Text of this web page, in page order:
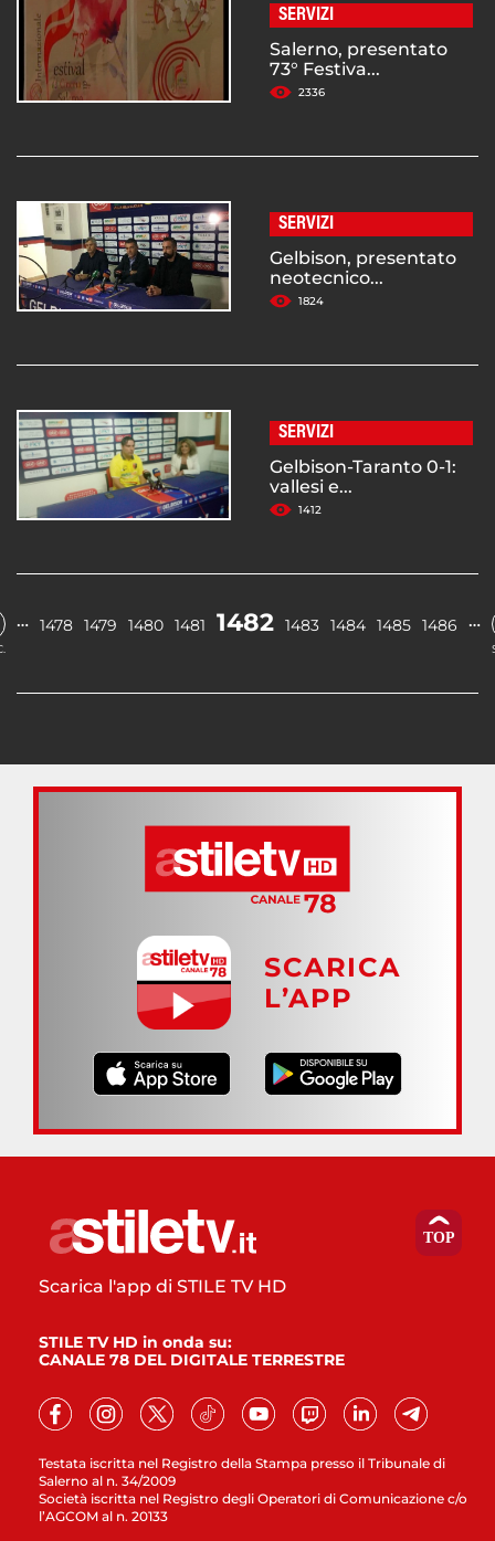
SERVIZI
Salerno, presentato
73° Festiva...
2336
SERVIZI
Gelbison, presentato
neotecnico...
1824
SERVIZI
Gelbison-Taranto 0-1:
vallesi e...
1412
… 1478 1479 1480 1481 1482 1483 1484 1485 1486 …
SCARICA
L’APP
Testata iscritta nel Registro della Stampa presso il Tribunale di
Salerno al n. 34/2009
Società iscritta nel Registro degli Operatori di Comunicazione c/o
l’AGCOM al n. 20133
Scarica l'app di STILE TV HD
STILE TV HD in onda su:
CANALE 78 DEL DIGITALE TERRESTRE